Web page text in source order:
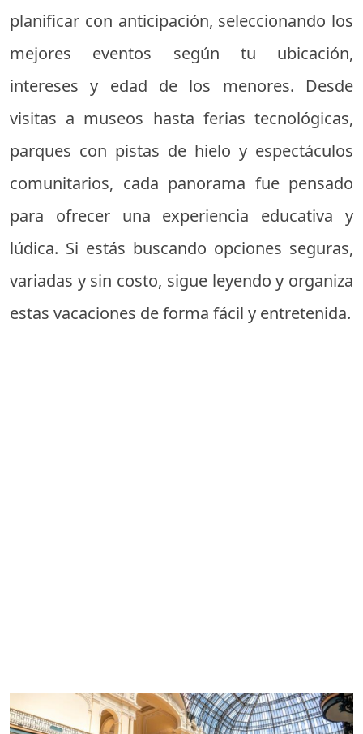
planificar con anticipación, seleccionando los
mejores eventos según tu ubicación,
intereses y edad de los menores. Desde
visitas a museos hasta ferias tecnológicas,
parques con pistas de hielo y espectáculos
comunitarios, cada panorama fue pensado
para ofrecer una experiencia educativa y
lúdica. Si estás buscando opciones seguras,
variadas y sin costo, sigue leyendo y organiza
estas vacaciones de forma fácil y entretenida.